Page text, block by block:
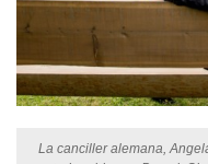
La canciller alemana,